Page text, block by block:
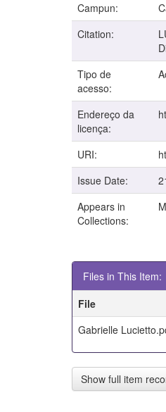
Campun:
Citation:
Tipo de
acesso:
Endereço da
licença:
URI:
Issue Date:
Appears in
Collections:
Files in This Item:
File
Gabrielle
Show full item